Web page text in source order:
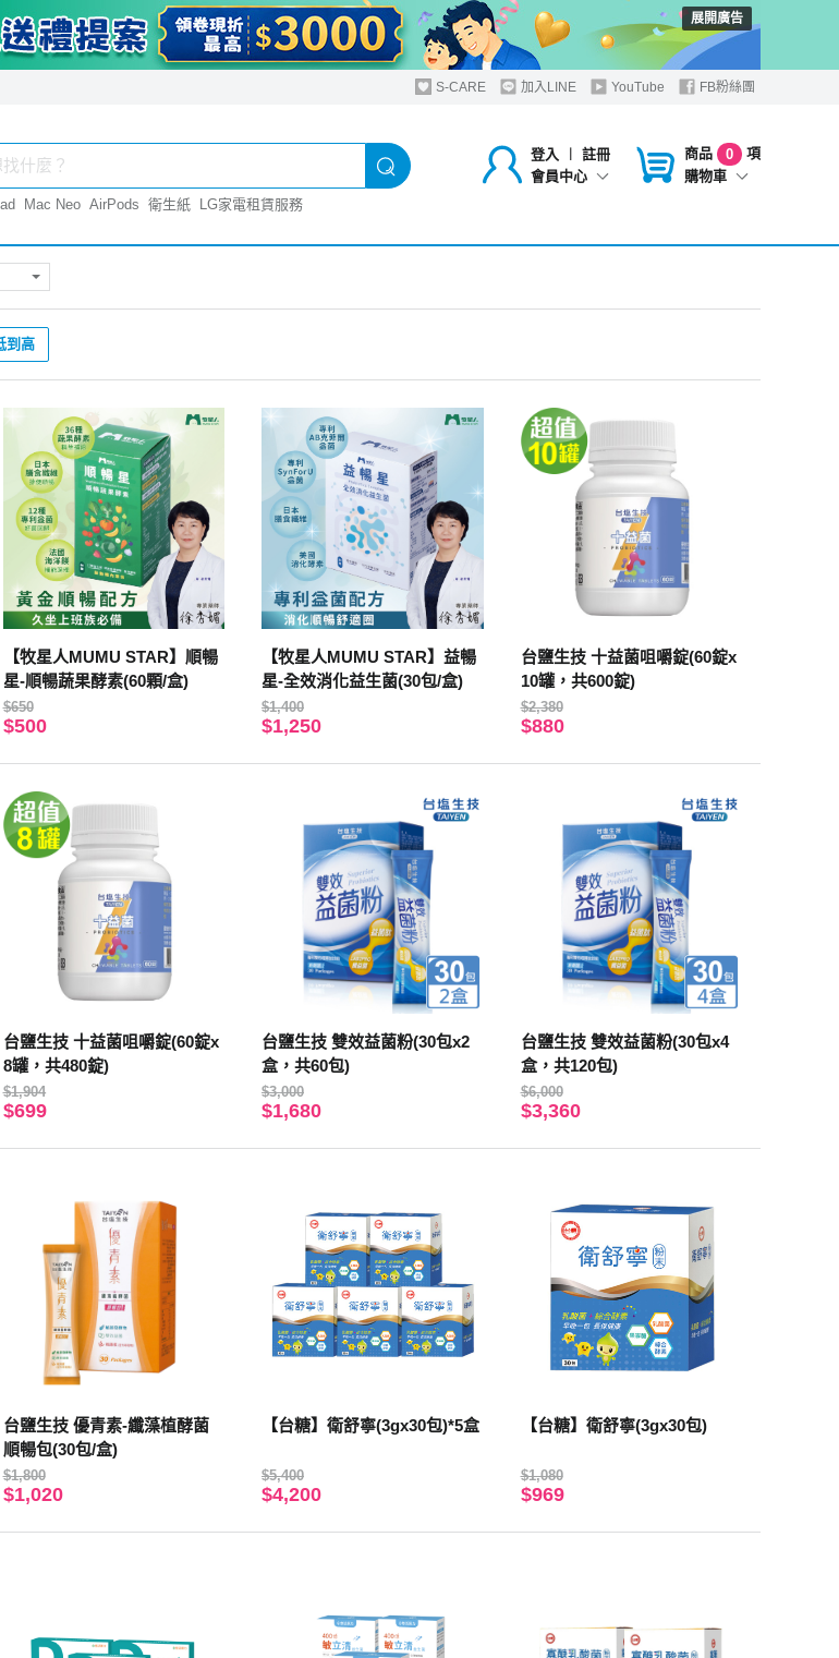
展開廣告
S-CARE 加入LINE YouTube FB粉絲團
登入 ︱
註冊
會員中心
商品 0
項
購物車
Mac Neo AirPods 衛生紙 LG家電租賃服務
到高
【牧星人MUMU STAR】順暢
星-順暢蔬果酵素(60顆/盒)
$650
$500
【牧星人MUMU STAR】益暢
星-全效消化益生菌(30包/盒)
$1,400
$1,250
台鹽生技 十益菌咀嚼錠(60錠x
10罐，共600錠)
$2,380
$880
台鹽生技 十益菌咀嚼錠(60錠x
8罐，共480錠)
$1,904
$699
台鹽生技 雙效益菌粉(30包x2
盒，共60包)
$3,000
$1,680
台鹽生技 雙效益菌粉(30包x4
盒，共120包)
$6,000
$3,360
台鹽生技 優青素-纖藻植酵菌
順暢包(30包/盒)
$1,800
$1,020
【台糖】衛舒寧(3gx30包)*5盒
$5,400
$4,200
【台糖】衛舒寧(3gx30包)
$1,080
$969